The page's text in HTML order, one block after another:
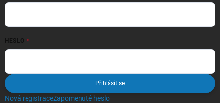
HESLO
Přihlásit se
Nová registraceZapomenuté heslo